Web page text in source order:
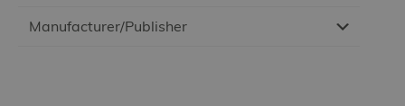
Manufacturer/Publisher